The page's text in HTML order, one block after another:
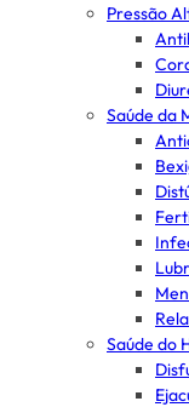
Pressão
Saúde da
Saúde do